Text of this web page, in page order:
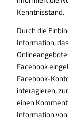
Kenntnisstand.
Durch die
Information,
Facebook
Facebook-
interagieren,
einen
Information